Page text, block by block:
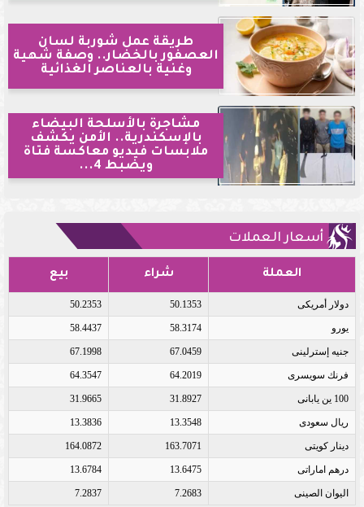
طريقة عمل شوربة لسان
العصفور بالخضار.. وصفة شهية
وغنية بالعناصر الغذائية
مشاجرة بالأسلحة البيضاء
بالإسكندرية.. الأمن يكشف
ملابسات فيديو معاكسة فتاة
ويضبط 4...
أسعار العملات
العملة شراء بيع
دولار أمريكى 50.1353
50.2353
يورو 58.3174
58.4437
جنيه إسترلينى 67.0459
67.1998
فرنك سويسرى 64.2019
64.3547
100 ين يابانى 31.8927
31.9665
ريال سعودى 13.3548
13.3836
دينار كويتى 163.7071
164.0872
درهم اماراتى 13.6475
13.6784
اليوان الصينى 7.2683
7.2837